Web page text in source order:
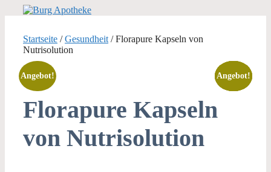
Startseite /Gesundheit / Florapure Kapseln von
Nutrisolution
Angebot!
Florapure Kapseln
von Nutrisolution
Angebot!
Angebot!
Angebot!
Angebot!